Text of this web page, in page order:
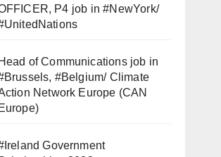
P4 job in #NewYork/
Head of Communications job in
#Belgium/ Climate
Network Europe (CAN
Europe)
Government